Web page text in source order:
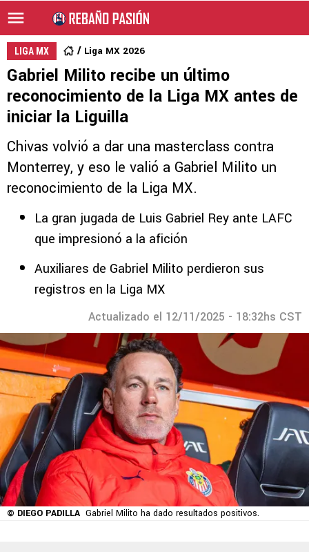
LIGA MX Liga MX 2026
Gabriel Milito recibe un último
reconocimiento de la Liga MX antes de
iniciar la Liguilla
Chivas volvió a dar una masterclass contra
Monterrey, y eso le valió a Gabriel Milito un
reconocimiento de la Liga MX.
La gran jugada de Luis Gabriel Rey ante LAFC
que impresionó a la afición
Auxiliares de Gabriel Milito perdieron sus
registros en la Liga MX
Actualizado el 12/11/2025 - 18:32hs CST
© DIEGO PADILLA Gabriel Milito ha dado resultados positivos.